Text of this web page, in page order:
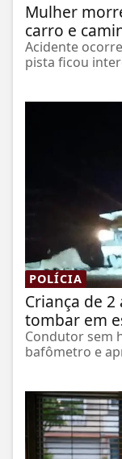
Mulher
carro e
Acidente
pista ficou
POLÍCIA
Criança de
tombar em
Condutor sem
bafômetro e